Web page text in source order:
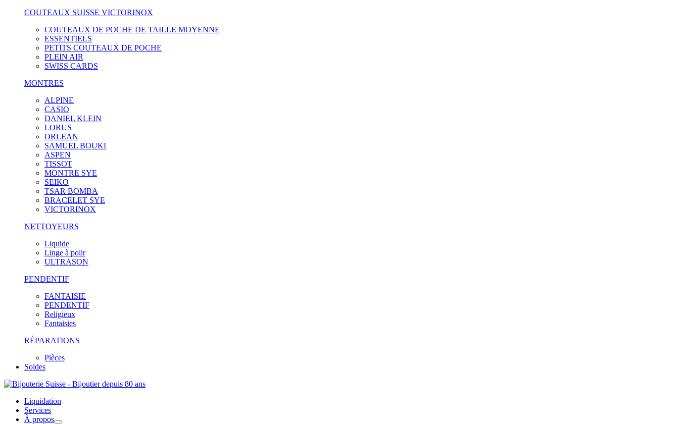
COUTEAUX SUISSE VICTORINOX
COUTEAUX DE POCHE DE TAILLE MOYENNE
ESSENTIELS
PETITS COUTEAUX DE POCHE
PLEIN AIR
SWISS CARDS
MONTRES
ALPINE
CASIO
DANIEL KLEIN
LORUS
ORLEAN
SAMUEL BOUKI
ASPEN
TISSOT
MONTRE SYE
SEIKO
TSAR BOMBA
BRACELET SYE
VICTORINOX
NETTOYEURS
Liquide
Linge à polir
ULTRASON
PENDENTIF
FANTAISIE
PENDENTIF
Religieux
Fantaisies
RÉPARATIONS
Pièces
Soldes
Liquidation
Services
À propos